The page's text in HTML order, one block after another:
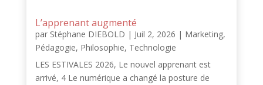
L’apprenant augmenté
par Stéphane DIEBOLD | Juil 2, 2026 | Marketing,
Pédagogie, Philosophie, Technologie
LES ESTIVALES 2026, Le nouvel apprenant est
arrivé, 4 Le numérique a changé la posture de